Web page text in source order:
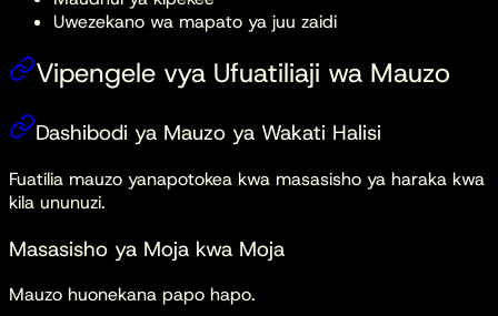
Uwezekano wa mapato ya juu zaidi
Vipengele vya Ufuatiliaji wa Mauzo
Dashibodi ya Mauzo ya Wakati Halisi
Fuatilia mauzo yanapotokea kwa masasisho ya haraka kwa
kila ununuzi.
Masasisho ya Moja kwa Moja
Mauzo huonekana papo hapo.